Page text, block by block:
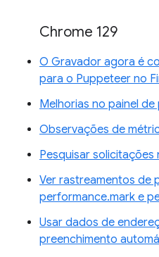
Chrome 129
O Gravador agora é
para o Puppeteer no
Melhorias no painel
Observações de
Pesquisar solicitações
Ver rastreamentos de
performance.mark e
Usar dados de
preenchimento